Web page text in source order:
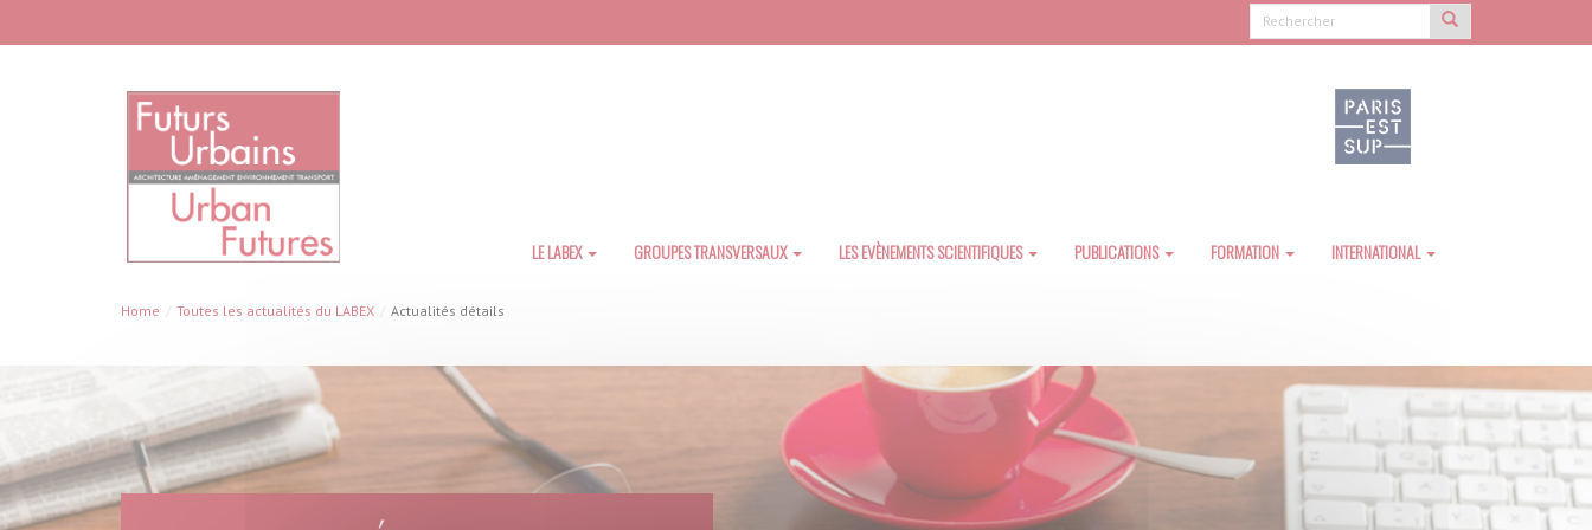
LE LABEX GROUPES TRANSVERSAUX LES EVÈNEMENTS SCIENTIFIQUES PUBLICATIONS FORMATION INTERNATIONAL
Home Toutes les actualités du LABEX Actualités détails